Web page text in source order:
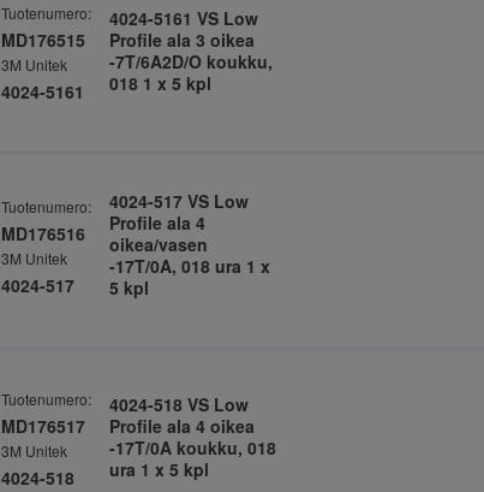
Tuotenumero:
MD176515
3M Unitek
4024-5161
4024-5161 VS Low
Profile ala 3 oikea
-7T/6A2D/O koukku,
018 1 x 5 kpl
Tuotenumero:
MD176516
3M Unitek
4024-517
4024-517 VS Low
Profile ala 4
oikea/vasen
-17T/0A, 018 ura 1 x
5 kpl
Tuotenumero:
MD176517
3M Unitek
4024-518
4024-518 VS Low
Profile ala 4 oikea
-17T/0A koukku, 018
ura 1 x 5 kpl